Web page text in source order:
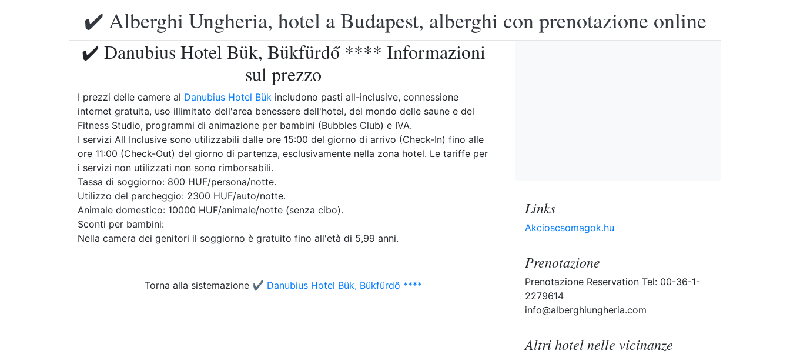
✔️ Alberghi Ungheria, hotel a Budapest, alberghi con prenotazione online
✔️ Danubius Hotel Bük, Bükfürdő **** Informazioni
sul prezzo
I prezzi delle camere al Danubius Hotel Bük includono pasti all-inclusive, connessione
internet gratuita, uso illimitato dell'area benessere dell'hotel, del mondo delle saune e del
Fitness Studio, programmi di animazione per bambini (Bubbles Club) e IVA.
I servizi All Inclusive sono utilizzabili dalle ore 15:00 del giorno di arrivo (Check-In) fino alle
ore 11:00 (Check-Out) del giorno di partenza, esclusivamente nella zona hotel. Le tariffe per
i servizi non utilizzati non sono rimborsabili.
Tassa di soggiorno: 800 HUF/persona/notte.
Utilizzo del parcheggio: 2300 HUF/auto/notte.
Animale domestico: 10000 HUF/animale/notte (senza cibo).
Sconti per bambini:
Nella camera dei genitori il soggiorno è gratuito fino all'età di 5,99 anni.
Torna alla sistemazione ✔️ Danubius Hotel Bük, Bükfürdő ****
Links
Akcioscsomagok.hu
Prenotazione
Prenotazione Reservation Tel: 00-36-1-
2279614
info@alberghiungheria.com
Altri hotel nelle vicinanze